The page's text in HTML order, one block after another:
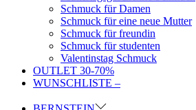
Schmuck für Damen
Schmuck für eine neue Mutter
Schmuck für freundin
Schmuck für studenten
Valentinstag Schmuck
OUTLET 30-70%
WUNSCHLISTE –